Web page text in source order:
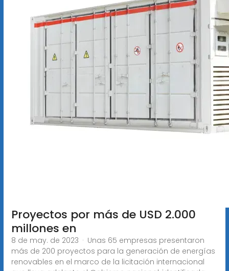
Proyectos por más de USD 2.000
millones en
8 de may. de 2023 · Unas 65 empresas presentaron
más de 200 proyectos para la generación de energías
renovables en el marco de la licitación internacional